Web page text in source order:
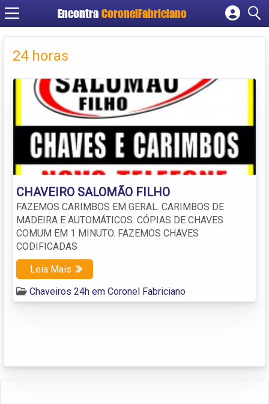
Encontra CoronelFabriciano
Cadastrar empresa
24 horas
CHAVEIRO SALOMÃO FILHO
FAZEMOS CARIMBOS EM GERAL. CARIMBOS DE
MADEIRA E AUTOMÁTICOS. CÓPIAS DE CHAVES
COMUM EM 1 MINUTO. FAZEMOS CHAVES
CODIFICADAS
Leia Mais
Chaveiros 24h em Coronel Fabriciano